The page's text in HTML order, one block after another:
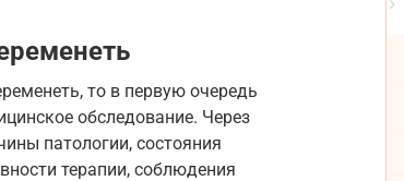
то в первую очередь
обследование. Через
патологии, состояния
терапии, соблюдения